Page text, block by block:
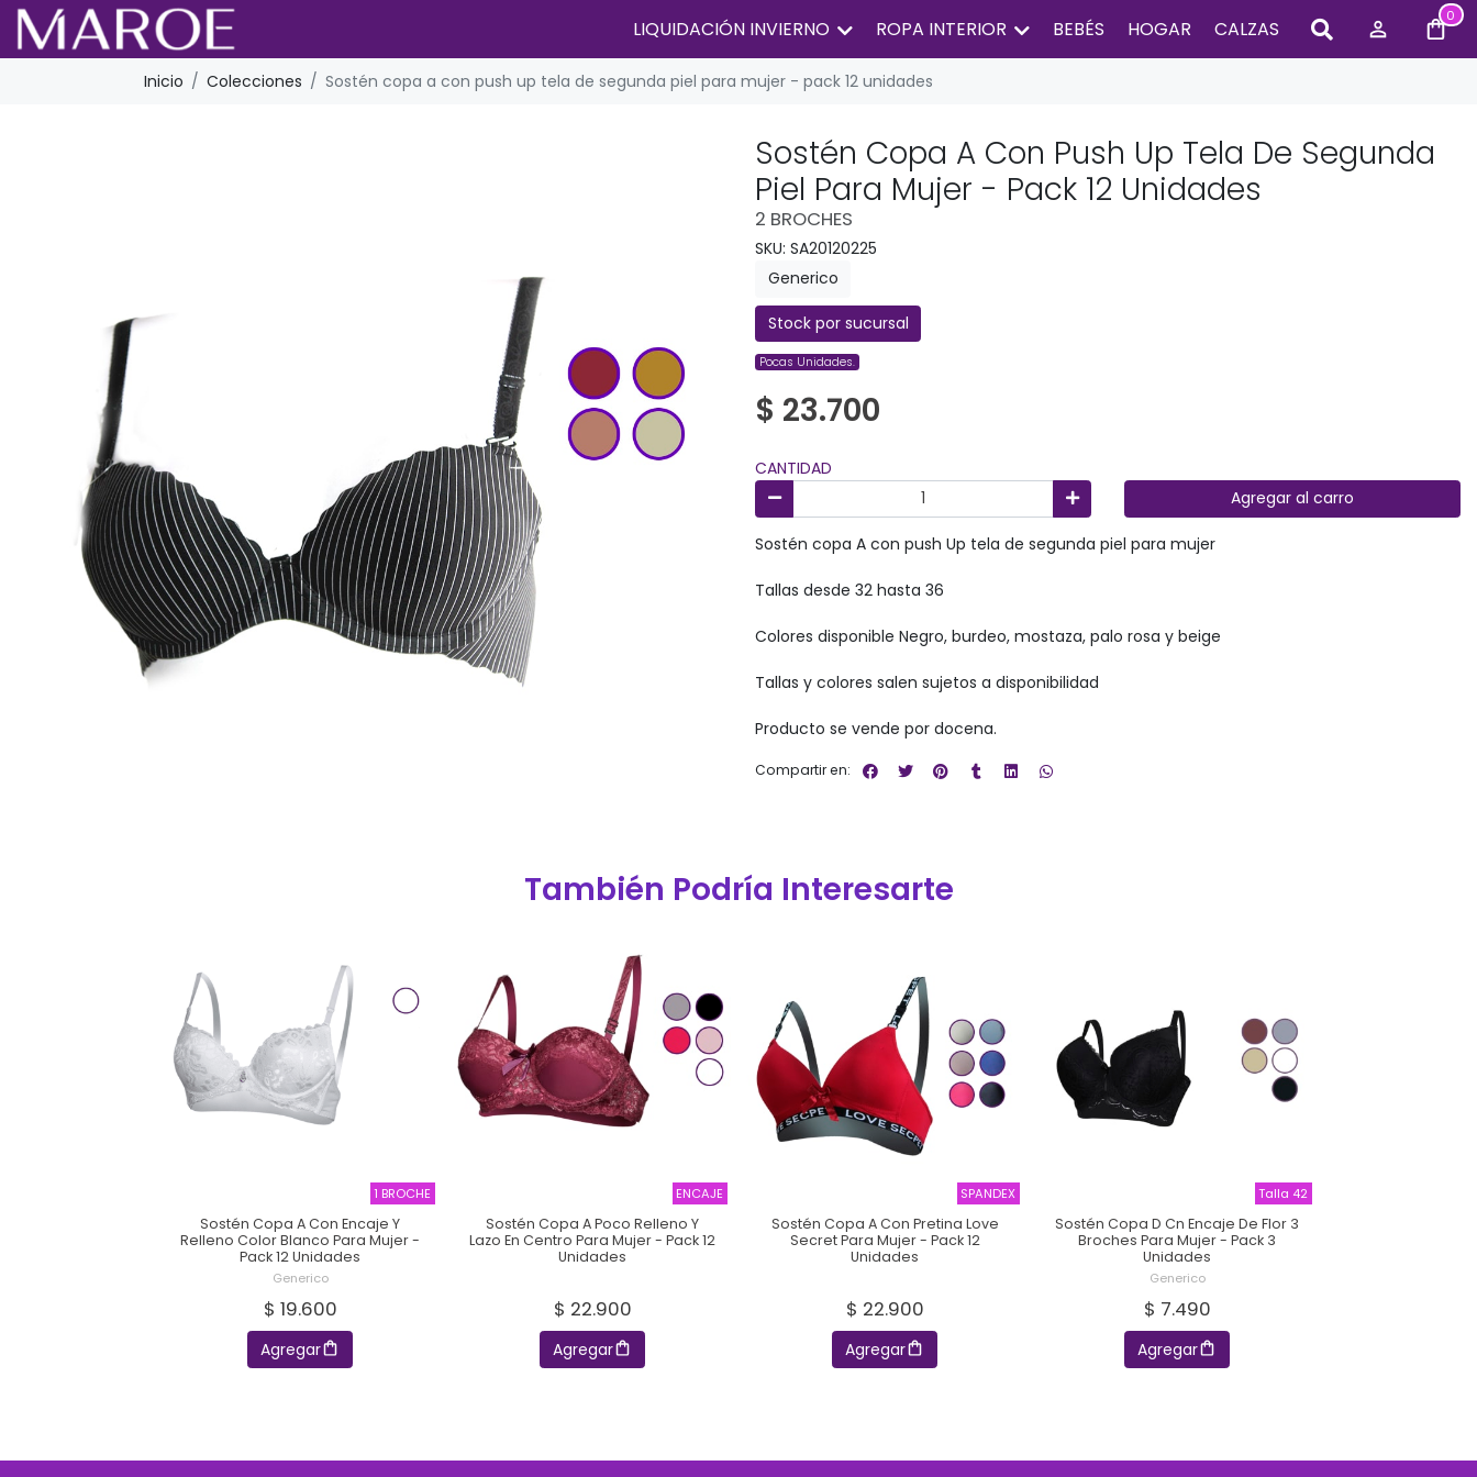
LIQUIDACIÓN INVIERNO ROPA INTERIOR BEBÉS HOGAR CALZAS
0
Inicio Colecciones Sostén copa a con push up tela de segunda piel para mujer - pack 12 unidades
Sostén Copa A Con Push Up Tela De Segunda
Piel Para Mujer - Pack 12 Unidades
2 BROCHES
SKU: SA20120225
Generico
Stock por sucursal
Pocas Unidades.
$ 23.700
CANTIDAD
Agregar al carro
Sostén copa A con push Up tela de segunda piel para mujer
Tallas desde 32 hasta 36
Colores disponible Negro, burdeo, mostaza, palo rosa y beige
Tallas y colores salen sujetos a disponibilidad
Producto se vende por docena.
Compartir en:
También Podría Interesarte
1 BROCHE
Sostén Copa A Con Encaje Y
Relleno Color Blanco Para Mujer -
Pack 12 Unidades
Generico
$ 19.600
Agregar
ENCAJE
Sostén Copa A Poco Relleno Y
Lazo En Centro Para Mujer - Pack 12
Unidades
$ 22.900
Agregar
SPANDEX
Sostén Copa A Con Pretina Love
Secret Para Mujer - Pack 12
Unidades
$ 22.900
Agregar
Talla 42
Sostén Copa D Cn Encaje De Flor 3
Broches Para Mujer - Pack 3
Unidades
Generico
$ 7.490
Agregar